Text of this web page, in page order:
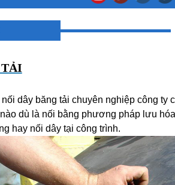
TẢI
dây băng tải chuyên nghiệp công
dù là nối bằng phương pháp lưu
hay nối dây tại công trình.